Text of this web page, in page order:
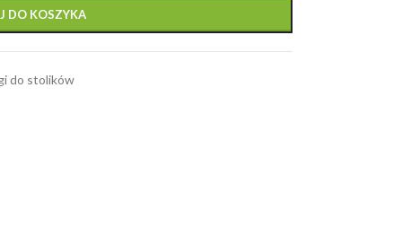
DO KOSZYKA
do stolików